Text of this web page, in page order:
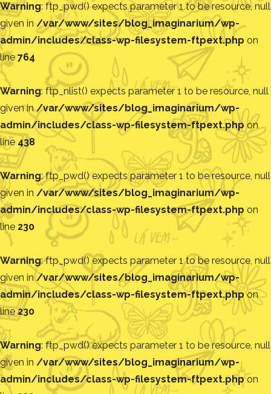
Warning: ftp_pwd() expects parameter 1 to be resource, null
given in /var/www/sites/blog_imaginarium/wp-
admin/includes/class-wp-filesystem-ftpext.php on
line 764
Warning: ftp_nlist() expects parameter 1 to be resource, null
given in/var/www/sites/blog_imaginarium/wp-
admin/includes/class-wp-filesystem-ftpext.phpon
line 438
Warning: ftp_pwd() expects parameter 1 to be resource, null
given in /var/www/sites/blog_imaginarium/wp-
admin/includes/class-wp-filesystem-ftpext.php on
line 230
Warning: ftp_pwd() expects parameter 1 to be resource, null
given in/var/www/sites/blog_imaginarium/wp-
admin/includes/class-wp-filesystem-ftpext.phpon
line230
Warning: ftp_pwd() expects parameter 1 to be resource, null
given in /var/www/sites/blog_imaginarium/wp-
admin/includes/class-wp-filesystem-ftpext.phpon